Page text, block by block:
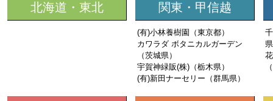
北海道・東北 関東・甲信越
(有)小林養樹園（東京都）
カワラダ ボタニカルガーデン
（茨城県）
宇賀神緑販(株)（栃木県）
(有)新田ナーセリー（群馬県）